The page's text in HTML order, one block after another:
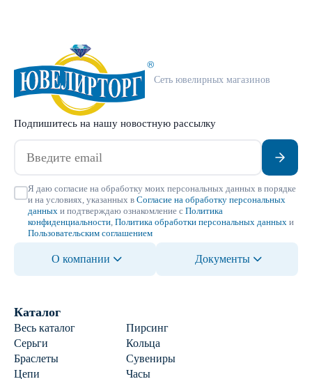
Сеть ювелирных магазинов
Подпишитесь на нашу новостную рассылку
Я даю согласие на обработку моих персональных данных в порядке
и на условиях, указанных в Согласие на обработку персональных
данных и подтверждаю ознакомление с Политика
конфиденциальности Политика обработки персональных данных и
Пользовательским соглашением
О компании Документы
Каталог
Весь каталог
Пирсинг
Серьги
Кольца
Браслеты
Сувениры
Цепи
Часы